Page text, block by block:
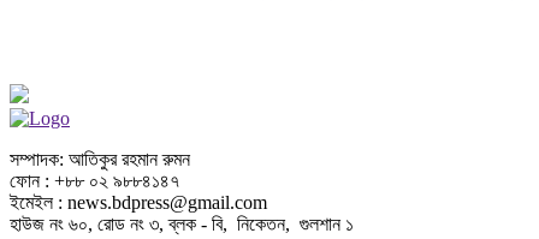
সম্পাদক: আতিকুর রহমান রুমন
ফোন : +৮৮ ০২ ৯৮৮৪১৪৭
ইমেইল : news.bdpress@gmail.com
হাউজ নং ৬০, রোড নং ৩, ব্লক - বি, নিকেতন, গুলশান ১